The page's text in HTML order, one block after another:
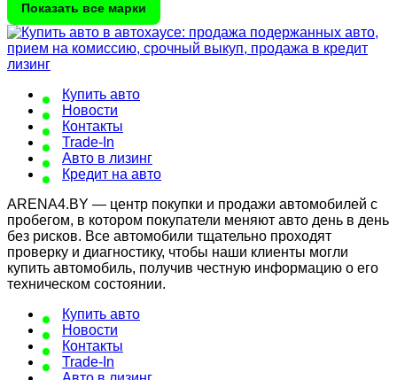
Показать все марки
Купить авто
Новости
Контакты
Trade-In
Авто в лизинг
Кредит на авто
ARENA4.BY — центр покупки и продажи автомобилей с
пробегом, в котором покупатели меняют авто день в день
без рисков. Все автомобили тщательно проходят
проверку и диагностику, чтобы наши клиенты могли
купить автомобиль, получив честную информацию о его
техническом состоянии.
Купить авто
Новости
Контакты
Trade-In